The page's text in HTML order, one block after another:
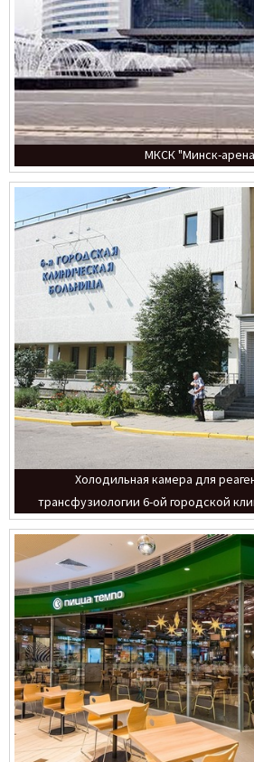
МКСК "Минск-
Холодильная камера для
трансфузиологии 6-ой городской